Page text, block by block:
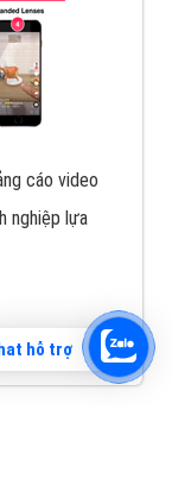
hỗ trợ
trên Zalo?
quảng